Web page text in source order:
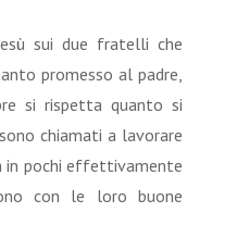
sui due fratelli che
promesso al padre,
si rispetta quanto si
chiamati a lavorare
in pochi effettivamente
con le loro buone